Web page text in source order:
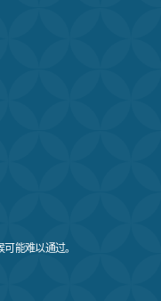
能难以通过。